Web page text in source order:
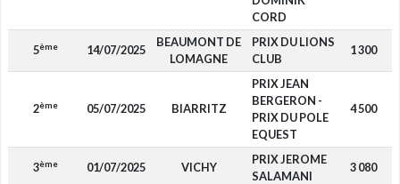
CORD
5ème 14/07/2025
BEAUMONT DE
LOMAGNE
PRIX DU LIONS
CLUB
1 300
2ème 05/07/2025 BIARRITZ
PRIX JEAN
BERGERON -
PRIX DU POLE
EQUEST
4 500
3ème 01/07/2025 VICHY
PRIX JEROME
SALAMANI
3 080